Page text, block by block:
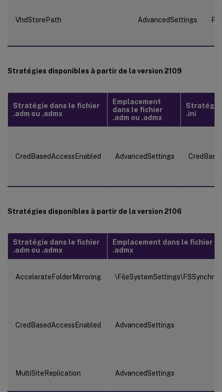
VhdStorePath AdvancedSettings
Stratégies disponibles à partir de la version 2109
Stratégie dans le fichier
.adm ou .admx
Emplacement
dans le fichier
.adm ou .admx
Stratégie
.ini
CredBasedAccessEnabled AdvancedSettings
Stratégies disponibles à partir de la version 2106
Stratégie dans le fichier
.adm ou .admx
Emplacement dans le fichier
.admx
AccelerateFolderMirroring
CredBasedAccessEnabled AdvancedSettings
MultiSiteReplication AdvancedSettings